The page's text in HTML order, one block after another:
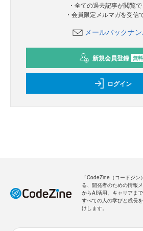
・全ての過去記事が閲覧
・会員限定メルマガを受信
メールバックナ
新規会員登録 無料
ログイン
「CodeZine（コードジ
る、開発者のための情報
からAI活用、キャリアま
すべての人の学びと成長
けします。